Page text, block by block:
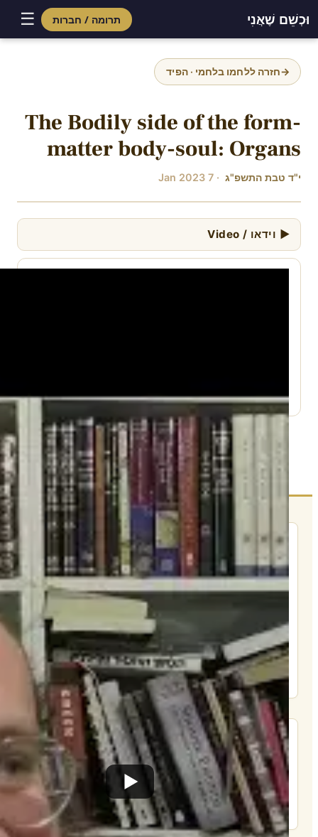
וּכְשֵׁם שֶׁאֲנִי תרומה / חברות ☰
→חזרה ללחמו בלחמי · הפיד
The Bodily side of the form-
matter body-soul: Organs
י"ד טבת התשפ"ג · 7 Jan 2023
▶ וידאו / Video
עמוד היוטיוב ↗
הרשם לרשימת אימייל שבועי
הרשם
תרומה
תמכו בהמשך הפצת שיעורים ותכנים
Donate